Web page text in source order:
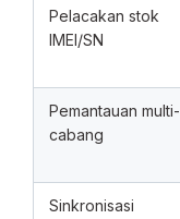
Pelacakan stok
IMEI/SN
Pemantauan multi-
cabang
Sinkronisasi